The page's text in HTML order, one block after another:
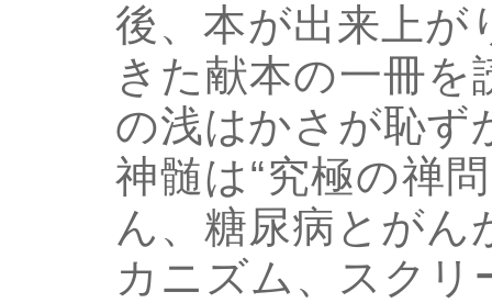
後、本が出来上が
きた献本の一冊
の浅はかさが恥ず
神髄は“究極の禅
ん、糖尿病とがん
カニズム、スクリ